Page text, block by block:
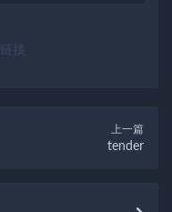
链接
上一篇
tender